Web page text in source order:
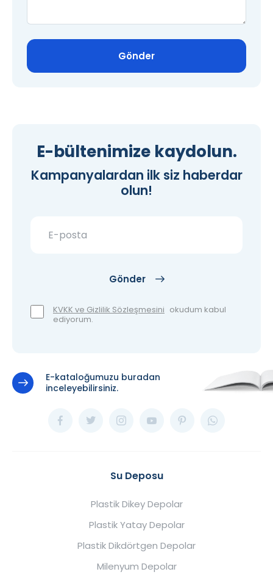
Gönder
E-bültenimize kaydolun.
Kampanyalardan ilk siz haberdar
olun!
Gönder
KVKK ve Gizlilik Sözleşmesini okudum kabul
ediyorum.
E-kataloğumuzu buradan
inceleyebilirsiniz.
Su Deposu
Plastik Dikey Depolar
Plastik Yatay Depolar
Plastik Dikdörtgen Depolar
Milenyum Depolar